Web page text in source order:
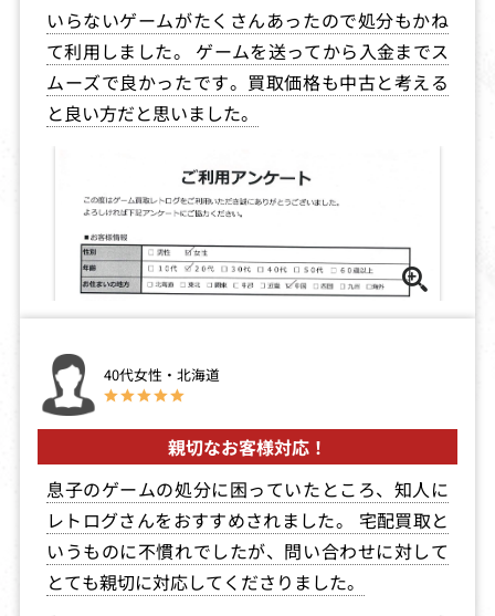
いらないゲームがたくさんあったので処分もかね
て利用しました。 ゲームを送ってから入金までス
ムーズで良かったです。買取価格も中古と考える
と良い方だと思いました。
40代女性・北海道
親切なお客様対応！
息子のゲームの処分に困っていたところ、知人に
レトログさんをおすすめされました。 宅配買取と
いうものに不慣れでしたが、問い合わせに対して
とても親切に対応してくださりました。